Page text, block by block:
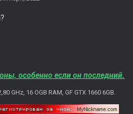
особенно если он последний.
GHz, 16 OGB RAM, GF GTX 1660 6GB.